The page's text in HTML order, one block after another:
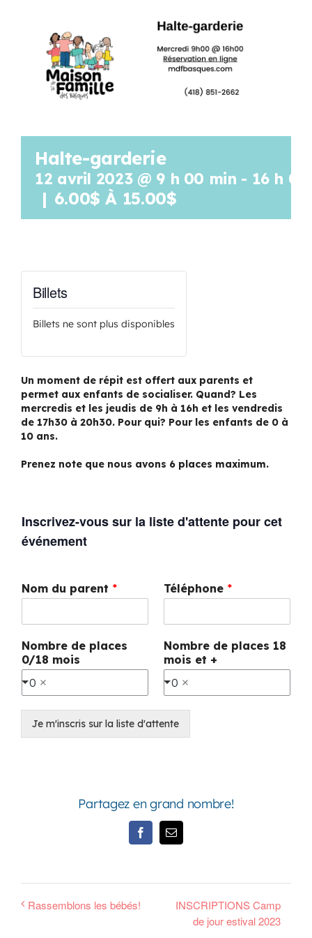
Mon Compte
OFFRES D’EMPLOI
Halte-garderie
12 avril 2023 @ 9 h 00 min - 16 h
| 6.00$ À 15.00$
Billets
Billets ne sont plus disponibles
Un moment de répit est offert aux parents et
permet aux enfants de socialiser. Quand? Les
mercredis et les jeudis de 9h à 16h et les vendredis
de 17h30 à 20h30. Pour qui? Pour les enfants de 0 à
10 ans.
Prenez note que nous avons 6 places maximum.
Inscrivez-vous sur la liste d'attente pour cet
événement
Nom du parent * Téléphone *
Nombre de places
0/18 mois
0
Nombre de places 18
mois et +
0
Je m'inscris sur la liste d'attente
Partagez en grand nombre!
FacebookEmail
Rassemblons les bébés!
INSCRIPTIONS Camp
de jour estival 2023